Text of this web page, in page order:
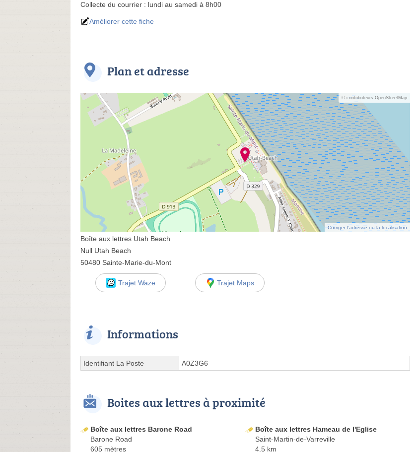
Collecte du courrier : lundi au samedi à 8h00
Améliorer cette fiche
Plan et adresse
© contributeurs OpenStreetMap
Corriger l’adresse ou la localisation
Boîte aux lettres Utah Beach
Null Utah Beach
50480 Sainte-Marie-du-Mont
Trajet Waze Trajet Maps
Informations
Identifiant La Poste A0Z3G6
Boites aux lettres à proximité
Boîte aux lettres Barone Road
Barone Road
605 mètres
Boîte aux lettres Hameau de l'Eglise
Saint-Martin-de-Varreville
4.5 km